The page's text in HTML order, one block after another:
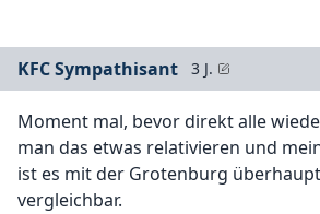
KFC Sympathisant 3 J.
Moment mal, bevor direkt alle
man das etwas relativieren und
ist es mit der Grotenburg
vergleichbar.